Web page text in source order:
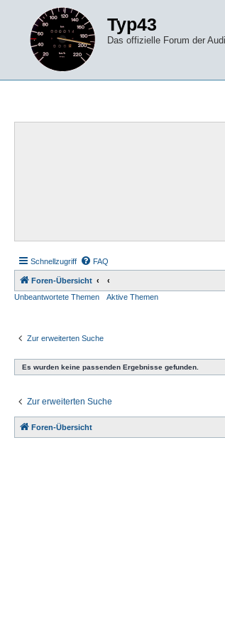
Typ43
Das offizielle Forum der
Schnellzugriff FAQ
Foren-Übersicht
Unbeantwortete Themen
Aktive Themen
Zur erweiterten Suche
Es wurden keine passenden Ergebnisse gefunden.
Zur erweiterten Suche
Foren-Übersicht